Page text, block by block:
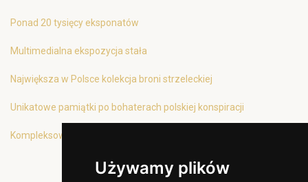
Używamy plików
Ponad 20 tysięcy eksponatów
Multimedialna ekspozycja stała
Największa w Polsce kolekcja broni strzeleckiej
Unikatowe pamiątki po bohaterach polskiej konspiracji
Kompleksowa oferta edukacyjna